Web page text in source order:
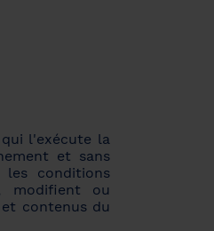
l'exécute la
et sans
les conditions
modifient ou
contenus du